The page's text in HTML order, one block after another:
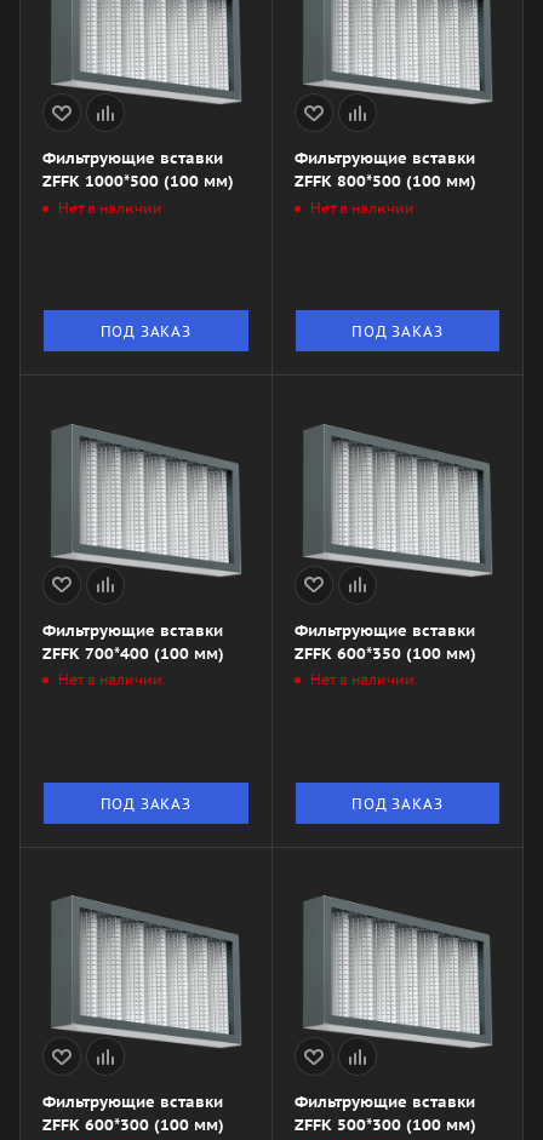
Фильтрующие вставки
ZFFK 1000*500 (100 мм)
Нет в наличии
ПОД ЗАКАЗ
Фильтрующие вставки
ZFFK 800*500 (100 мм)
Нет в наличии
ПОД ЗАКАЗ
Фильтрующие вставки
ZFFK 700*400 (100 мм)
Нет в наличии
ПОД ЗАКАЗ
Фильтрующие вставки
ZFFK 600*350 (100 мм)
Нет в наличии
ПОД ЗАКАЗ
Фильтрующие вставки
ZFFK 600*300 (100 мм)
Фильтрующие вставки
ZFFK 500*300 (100 мм)